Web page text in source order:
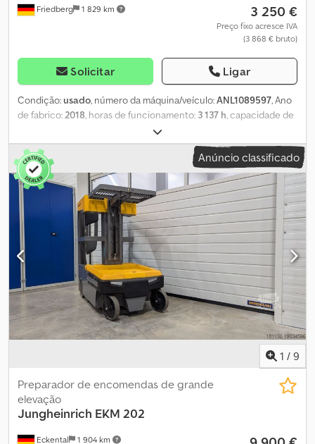
Friedberg 1 829 km 3 250 €
Preço fixo acresce IVA
(3 868 € bruto)
Solicitar Ligar
Condição:usado, número da máquina/veículo:ANL1089597, Ano
de fabrico:2018, horas de funcionamento: 3 137 h, capacidade de
, altura de elevação:
mm, centro de carga:600 mm, tipo de mastro:simplex,
capacidade da bateria:
, tensão da bateria:24 V, largura do
suporte de garfos:560 mm , comprimento do garfo:1 150 mm,
peso em vazio:
1 836 kg, altura total:2 530 mm, comprimento total:
2 830 mm
, largura total:800 mm, combustível:eletricidade
Aquamatic a bateria Cedpfx Ahszkm Ias Rjrf - Conector de veículo
REMA 160A - Troca lateral de bateria com rolos - Porta-garfo -
Estrutura de aço - Proteção do mastro: policarbonato - Controle
de acesso: LFM-RFID - Sistema de retenção: mecânico com
liberação elétrica de condução - Elevação principal: 1910 mm -
Elevação principal + auxiliar: 2710 mm - Elevação total: 2775 mm -
Altura do posto do operador: 2110 mm - Altura de pega: 3710 mm -
Estendido: 4170 mm - Largura: 800 mm - Movimentação livre -
Interruptor de avanço lateral - Altura de pega: 3710 mm - LSP 0.6
Anúncio classificado
1 / 9
Eckental 1 904 km
Preparador de encomendas de grande
elevação
Jungheinrich EKM 202